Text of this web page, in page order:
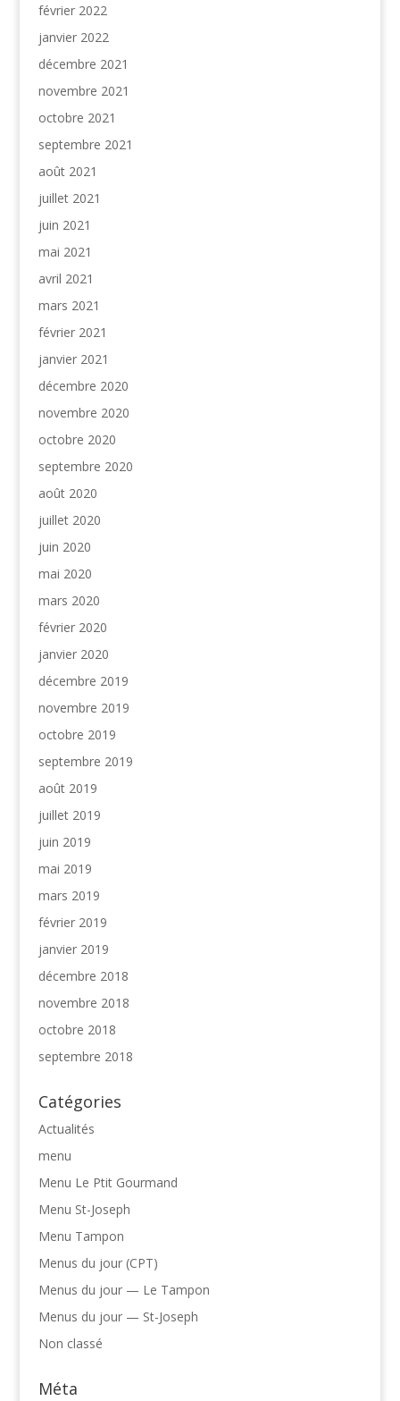
février 2022
janvier 2022
décembre 2021
novembre 2021
octobre 2021
septembre 2021
août 2021
juillet 2021
juin 2021
mai 2021
avril 2021
mars 2021
février 2021
janvier 2021
décembre 2020
novembre 2020
octobre 2020
septembre 2020
août 2020
juillet 2020
juin 2020
mai 2020
mars 2020
février 2020
janvier 2020
décembre 2019
novembre 2019
octobre 2019
septembre 2019
août 2019
juillet 2019
juin 2019
mai 2019
mars 2019
février 2019
janvier 2019
décembre 2018
novembre 2018
octobre 2018
septembre 2018
Catégories
Actualités
menu
Menu Le Ptit Gourmand
Menu St-Joseph
Menu Tampon
Menus du jour (CPT)
Menus du jour — Le Tampon
Menus du jour — St-Joseph
Non classé
Méta